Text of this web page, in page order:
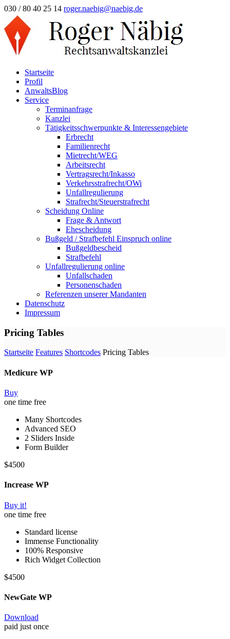
030 / 80 40 25 14 roger.naebig@naebig.de
Startseite
Profil
AnwaltsBlog
Service
Terminanfrage
Kanzlei
Tätigkeitsschwerpunkte & Interessengebiete
Erbrecht
Familienrecht
Mietrecht/WEG
Arbeitsrecht
Vertragsrecht/Inkasso
Verkehrsstrafrecht/OWi
Unfallregulierung
Strafrecht/Steuerstrafrecht
Scheidung Online
Frage & Antwort
Ehescheidung
Bußgeld / Strafbefehl Einspruch online
Bußgeldbescheid
Strafbefehl
Unfallregulierung online
Unfallschaden
Personenschaden
Referenzen unserer Mandanten
Datenschutz
Impressum
Pricing Tables
Startseite Features Shortcodes Pricing Tables
Medicure WP
Buy
one time free
Many Shortcodes
Advanced SEO
2 Sliders Inside
Form Builder
$4500
Increase WP
Buy it!
one time free
Standard license
Immense Functionality
100% Responsive
Rich Widget Collection
$4500
NewGate WP
Download
paid just once